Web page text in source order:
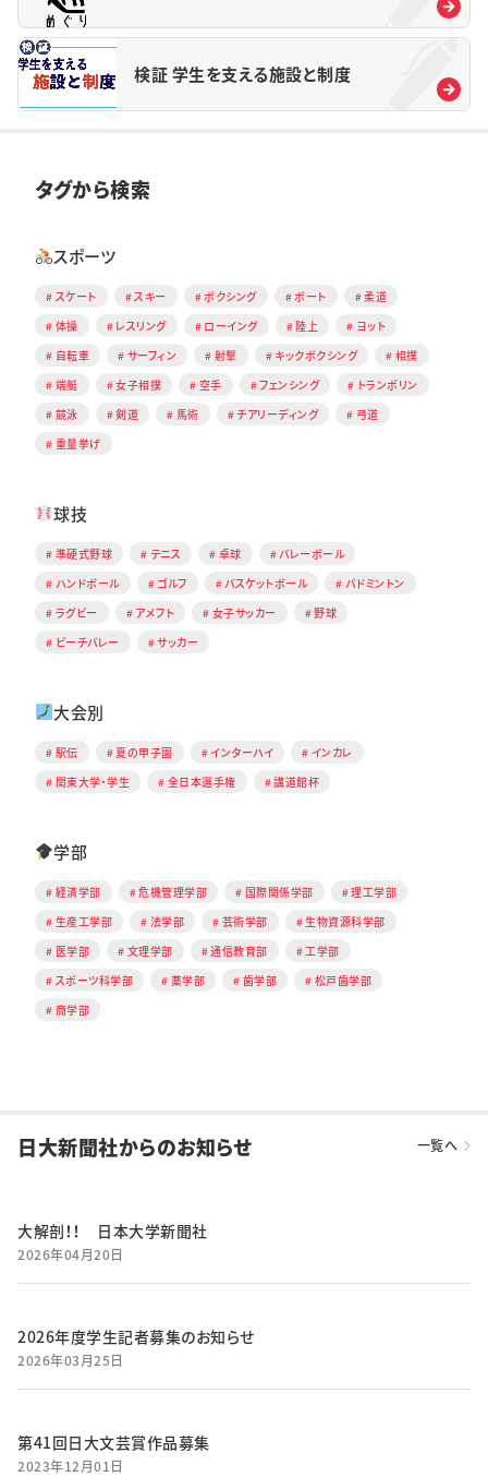
検証 学生を支える施設と制度
タグから検索
スポーツ
スケート スキー ボクシング ボート
柔道
体操
レスリング ローイング 陸上
ヨット
自転車
サーフィン 射撃 キックボクシング
相撲
端艇
女子相撲 空手 フェンシング
トランポリン
競泳
剣道 馬術 チアリーディング
弓道
重量挙げ
球技
準硬式野球 テニス 卓球
バレーボール
ハンドボール
ゴルフ バスケットボール
バドミントン
ラグビー
アメフト 女子サッカー
野球
ビーチバレー
サッカー
大会別
駅伝 夏の甲子園 インターハイ
インカレ
関東大学・学生
全日本選手権 講道館杯
学部
経済学部 危機管理学部 国際関係学部
理工学部
生産工学部
法学部 芸術学部
生物資源科学部
医学部
文理学部 通信教育部
工学部
スポーツ科学部
薬学部 歯学部
松戸歯学部
商学部
日大新聞社からのお知らせ 一覧へ
大解剖！！ 日本大学新聞社
2026年04月20日
2026年度学生記者募集のお知らせ
2026年03月25日
第41回日大文芸賞作品募集
2023年12月01日